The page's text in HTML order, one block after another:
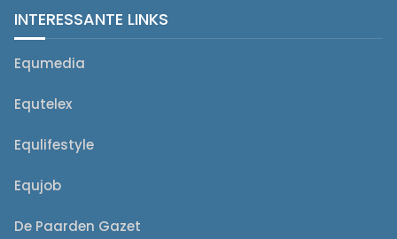
INTERESSANTE LINKS
Equmedia
Equtelex
Equlifestyle
Equjob
De Paarden Gazet